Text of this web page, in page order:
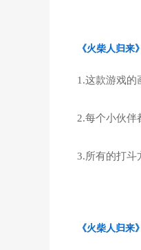
《火柴人归来
1.这款游戏的
2.每个小伙伴
3.所有的打斗
《火柴人归来